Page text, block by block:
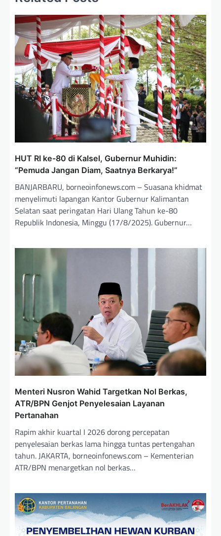
HUT RI ke-80 di Kalsel, Gubernur Muhidin:
“Pemuda Jangan Diam, Saatnya Berkarya!”
BANJARBARU, borneoinfonews.com – Suasana khidmat
menyelimuti lapangan Kantor Gubernur Kalimantan
Selatan saat peringatan Hari Ulang Tahun ke-80
Republik Indonesia, Minggu (17/8/2025). Gubernur…
Menteri Nusron Wahid Targetkan Nol Berkas,
ATR/BPN Genjot Penyelesaian Layanan
Pertanahan
Rapim akhir kuartal I 2026 dorong percepatan
penyelesaian berkas lama hingga tuntas pertengahan
tahun. JAKARTA, borneoinfonews.com – Kementerian
ATR/BPN menargetkan nol berkas…